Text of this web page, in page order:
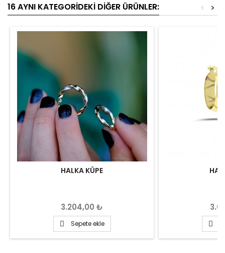
16 AYNI KATEGORIDEKI DIĞER ÜRÜNLER: >
<
HALKA KÜPE
Fiyat
3.204,00 ₺
 Sepete ekle 